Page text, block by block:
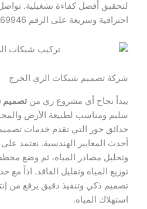
لتحقيق أفضل كفاءة تشغيلية.
احترافية وسريعة على الرقم 0559269946.
شركة تصميم شبكات الري الخرج
يبدأ نجاح أي مشروع ري منتصميم
سليم ومناسب لطبيعة الأرض
حدائق حور التي تقدم خدمات
أحدث المعايير الهندسية. نعتمد
وتحليل مصادر المياه، ثم وضع
توزيع المياه وتقليل الفاقد. اذاً
تصميم ذكي وتنفيذ دقيق يرفع من
استهلاك المياه.